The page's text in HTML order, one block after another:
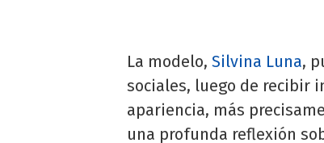
La modelo, Silvina Luna,
sociales, luego de recibir
apariencia, más
una profunda reflexión